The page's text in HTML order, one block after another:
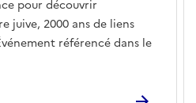
pour découvrir
juive, 2000 ans de liens
référencé dans le